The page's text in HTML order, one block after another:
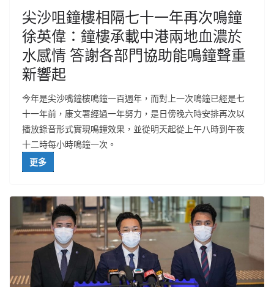
尖沙咀鐘樓相隔七十一年再次鳴鐘
徐英偉：鐘樓承載中港兩地血濃於
水感情 答謝各部門協助能鳴鐘聲重
新響起
今年是尖沙嘴鐘樓鳴鐘一百週年，而對上一次鳴鐘已經是七
十一年前，康文署經過一年努力，是日傍晚六時安排再次以
播放錄音形式實現鳴鐘效果，並從明天起從上午八時到午夜
十二時每小時鳴鐘一次。
更多